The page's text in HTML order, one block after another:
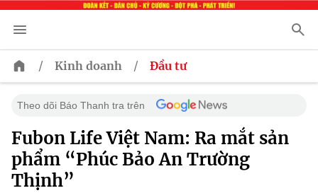
/ Kinh doanh / Đầu tư
Theo dõi Báo Thanh tra trên
Fubon Life Việt Nam: Ra mắt sản
phẩm “Phúc Bảo An Trường
Thịnh”